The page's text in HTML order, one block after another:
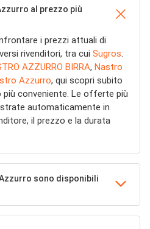
al prezzo più
i prezzi attuali di
rivenditori, tra cui Sugros
AZZURRO BIRRA, Nastro
Azzurro, qui scopri subito
conveniente. Le offerte più
automaticamente in
il prezzo e la durata
sono disponibili